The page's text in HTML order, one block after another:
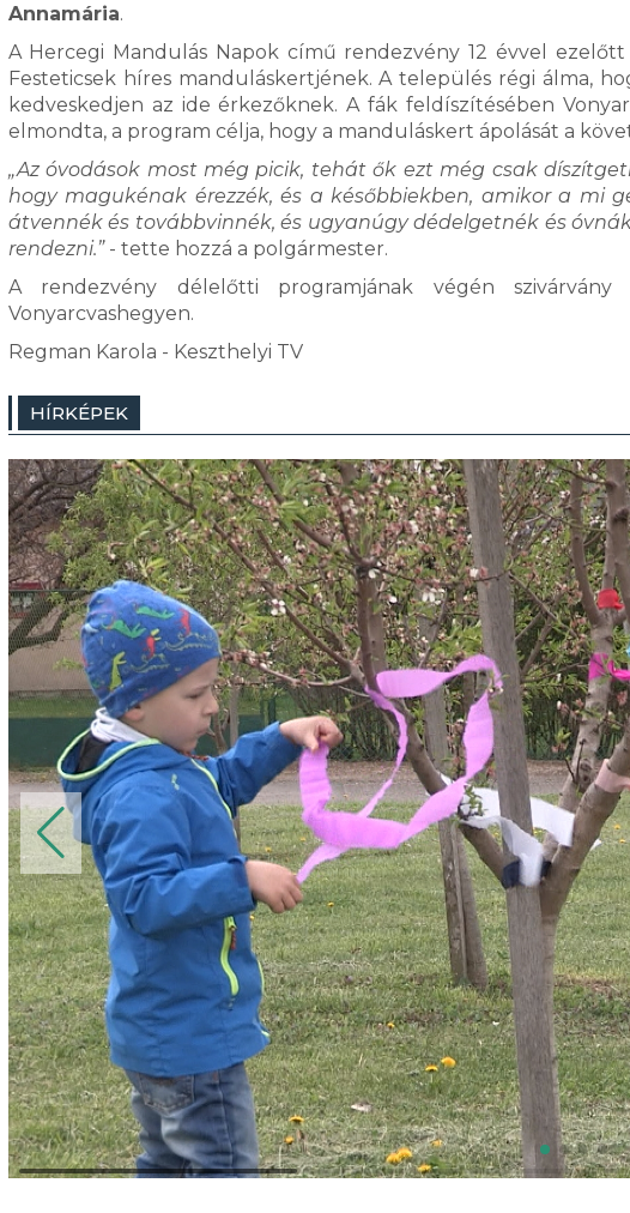
Annamária.
A Hercegi Mandulás Napok című rendezvény 12 évvel
Festeticsek híres manduláskertjének. A település régi álma,
kedveskedjen az ide érkezőknek. A fák feldíszítésében
elmondta, a program célja, hogy a manduláskert ápolását a
„Az óvodások most még picik, tehát ők ezt még csak
hogy magukénak érezzék, és a későbbiekben, amikor a mi
átvennék és továbbvinnék, és ugyanúgy dédelgetnék és
rendezni.”- tette hozzá a polgármester.
A rendezvény délelőtti programjának végén
Vonyarcvashegyen.
Regman Karola - Keszthelyi TV
HÍRKÉPEK